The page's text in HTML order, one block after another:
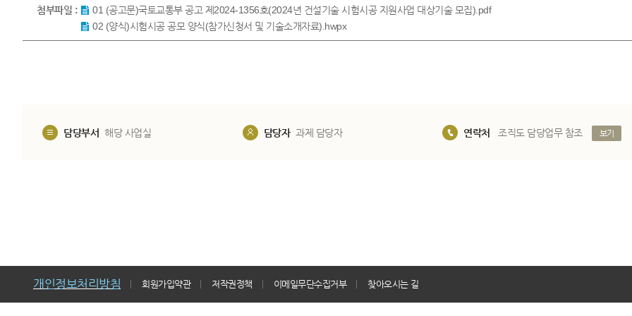
첨부파일 :
01 (공고문)국토교통부 공고 제2024-1356호(2024년 건설기술 시험시공 지원사업 대상기술 모집).pdf
02 (양식)시험시공 공모 양식(참가신청서 및 기술소개자료).hwpx
담당부서 해당 사업실 담당자 과제 담당자 연락처 조직도 담당업무 참조 보기
개인정보처리방침 회원가입약관 저작권정책 이메일무단수집거부 찾아오시는 길